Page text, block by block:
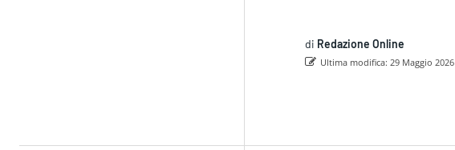
di Redazione Online
Ultima modifica: 29 Maggio 2026